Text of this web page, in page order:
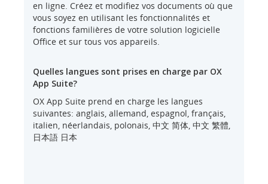
en ligne. Créez et modifiez vos documents où que
vous soyez en utilisant les fonctionnalités et
fonctions familières de votre solution logicielle
Office et sur tous vos appareils.
Quelles langues sont prises en charge par OX
App Suite?
OX App Suite prend en charge les langues
suivantes: anglais, allemand, espagnol, français,
italien, néerlandais, polonais, 中文 简体, 中文 繁體,
日本語 日本